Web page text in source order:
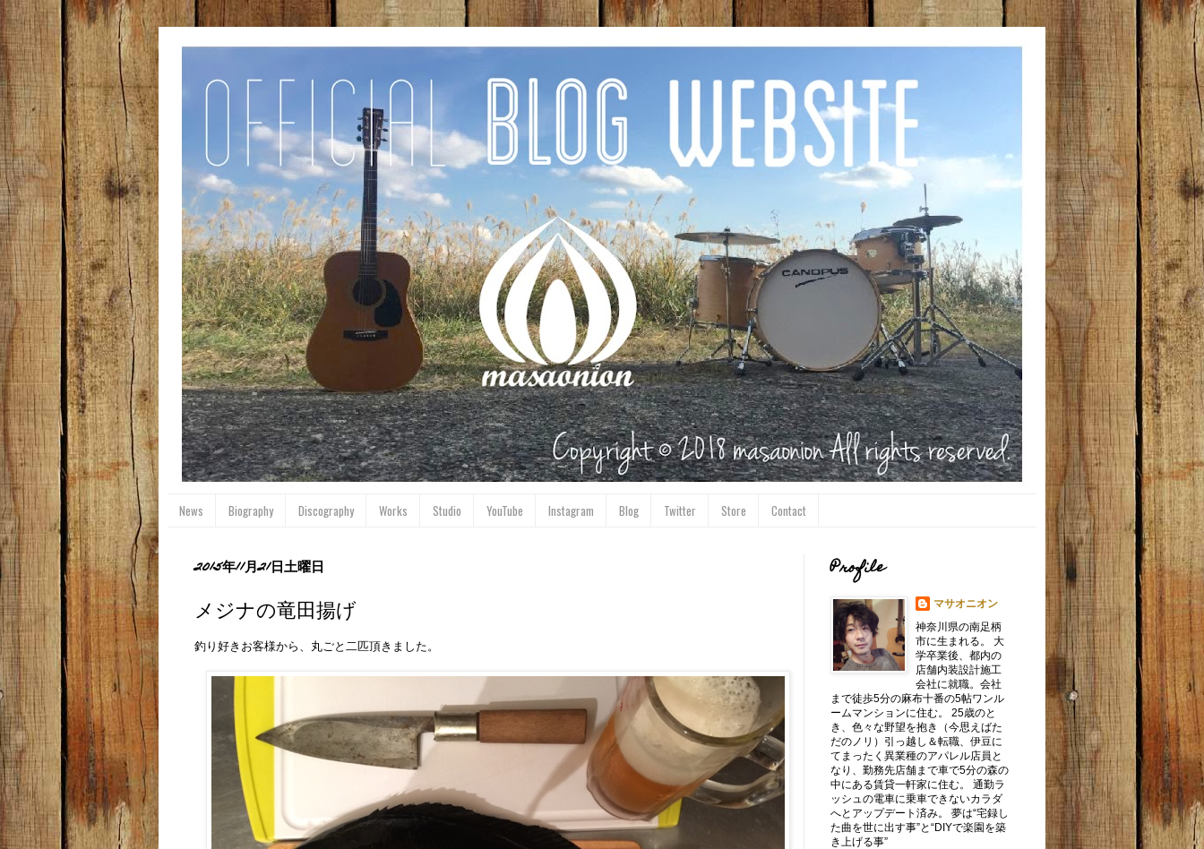
News Biography Discography Works Studio YouTube Instagram Blog Twitter Store Contact
2015年11月21日土曜日
メジナの竜田揚げ
釣り好きお客様から、丸ごと二匹頂きました。
Profile
マサオニオン
神奈川県の南足柄
市に生まれる。 大
学卒業後、都内の
店舗内装設計施工
会社に就職。会社
まで徒歩5分の麻布十番の5帖ワンル
ームマンションに住む。 25歳のと
き、色々な野望を抱き（今思えばた
だのノリ）引っ越し＆転職、伊豆に
てまったく異業種のアパレル店員と
なり、勤務先店舗まで車で5分の森の
中にある賃貸一軒家に住む。 通勤ラ
ッシュの電車に乗車できないカラダ
へとアップデート済み。 夢は“宅録し
た曲を世に出す事”と“DIYで楽園を築
き上げる事”